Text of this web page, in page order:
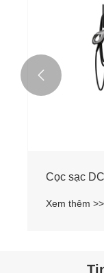
Cọc sạc
Xem thêm >>
